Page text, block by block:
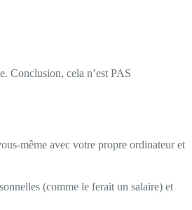
Conclusion, cela n’est PAS
même avec votre propre ordinateur et
(comme le ferait un salaire) et